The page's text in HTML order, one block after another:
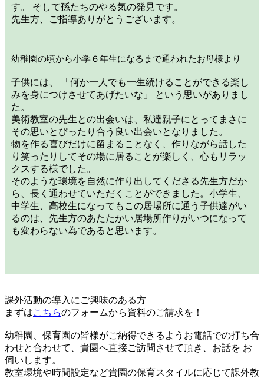
す。 そして孫たちのやる気の発見です。
先生方、ご指導ありがとうございます。
幼稚園の頃から小学６年生になるまで通われたお母様より
子供には、 「何か一人でも一生続けることができる楽し
みを身につけさせてあげたいな」 という思いがありまし
た。
美術教室の先生との出会いは、私達親子にとってまさに
その思いとぴったり合う良い出会いとなりました。
物を作る喜びだけに留まることなく、作りながら話した
り笑ったりしてその場に居ることが楽しく、心もリラッ
クスする様でした。
そのような環境を自然に作り出してくださる先生方だか
ら、長く通わせていただくことができました。小学生、
中学生、高校生になってもこの居場所に通う子供達がい
るのは、先生方のあたたかい居場所作りがいつになって
も変わらない為であると思います。
課外活動の導入にご興味のある方
まずはこちらのフォームから資料のご請求を！
幼稚園、保育園の皆様がご納得できるようお電話での打ち合
わせと合わせて、貴園へ直接ご訪問させて頂き、お話を お
伺いします。
教室環境や時間設定など貴園の保育スタイルに応じて課外教